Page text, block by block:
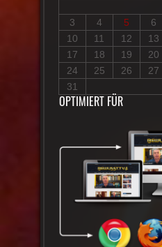
3
4 5 6
10
11 12 13
17
18 19 20
24
25 26 27
31
OPTIMIERT FÜR